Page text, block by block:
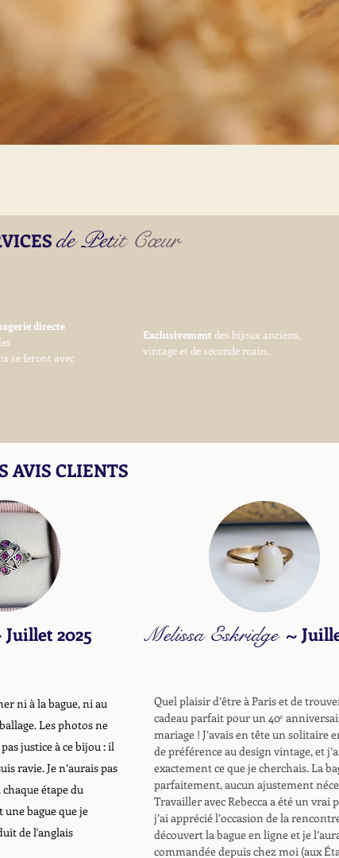
de Petit Cœur
directe
se feront avec
Exclusivement des bijoux anciens,
vintage et de seconde main.
AVIS CLIENTS
Juillet 2025
ni à la bague, ni au
Les photos ne
justice à ce bijou : il
ravie. Je n’aurais pas
étape du
une bague que je
de l'anglais
Melissa Eskridge ~
Quel plaisir d’être à Paris et de
cadeau parfait pour un 40ᵉ
mariage ! J’avais en tête un solitaire
de préférence au design vintage, et
exactement ce que je cherchais. La
parfaitement, aucun ajustement
Travailler avec Rebecca a été un vrai
j’ai apprécié l’occasion de la
découvert la bague en ligne et je
commandée depuis chez moi (aux